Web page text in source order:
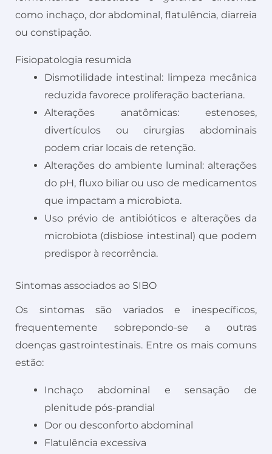
como inchaço, dor abdominal, flatulência, diarreia
ou constipação.
Fisiopatologia resumida
Dismotilidade intestinal: limpeza mecânica
reduzida favorece proliferação bacteriana.
Alterações anatômicas: estenoses,
divertículos ou cirurgias abdominais
podem criar locais de retenção.
Alterações do ambiente luminal: alterações
do pH, fluxo biliar ou uso de medicamentos
que impactam a microbiota.
Uso prévio de antibióticos e alterações da
microbiota (disbiose intestinal) que podem
predispor à recorrência.
Sintomas associados ao SIBO
Os sintomas são variados e inespecíficos,
frequentemente sobrepondo-se a outras
doenças gastrointestinais. Entre os mais comuns
estão:
Inchaço abdominal e sensação de
plenitude pós-prandial
Dor ou desconforto abdominal
Flatulência excessiva